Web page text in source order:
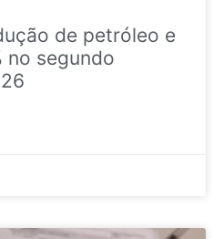
de petróleo e
no segundo